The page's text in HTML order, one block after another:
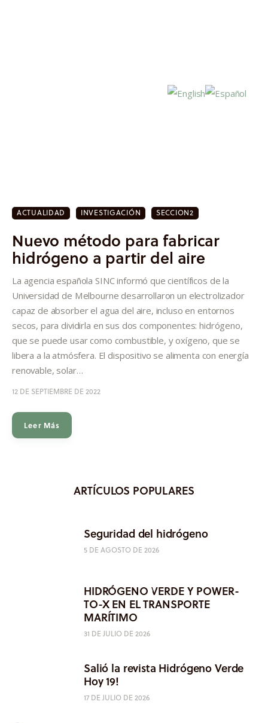
Investigación
Proyectos
Informes
Quiénes somos
ACTUALIDAD INVESTIGACIÓN SECCION2
Nuevo método para fabricar
hidrógeno a partir del aire
La agencia española SINC informó que científicos de la
Universidad de Melbourne desarrollaron un electrolizador
capaz de absorber el agua del aire, incluso en entornos
secos, para dividirla en sus dos componentes: hidrógeno,
que se puede usar como combustible, y oxígeno, que se
libera a la atmósfera. El dispositivo se alimenta con energía
renovable, solar…
12 DE SEPTIEMBRE DE 2022
Leer Más
ARTÍCULOS POPULARES
Seguridad del hidrógeno
5 DE AGOSTO DE 2026
HIDRÓGENO VERDE Y POWER-
TO-X EN EL TRANSPORTE
MARÍTIMO
31 DE JULIO DE 2026
Salió la revista Hidrógeno Verde
Hoy 19!
17 DE JULIO DE 2026